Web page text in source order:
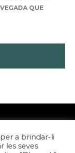
QUE
a brindar-li
les seves